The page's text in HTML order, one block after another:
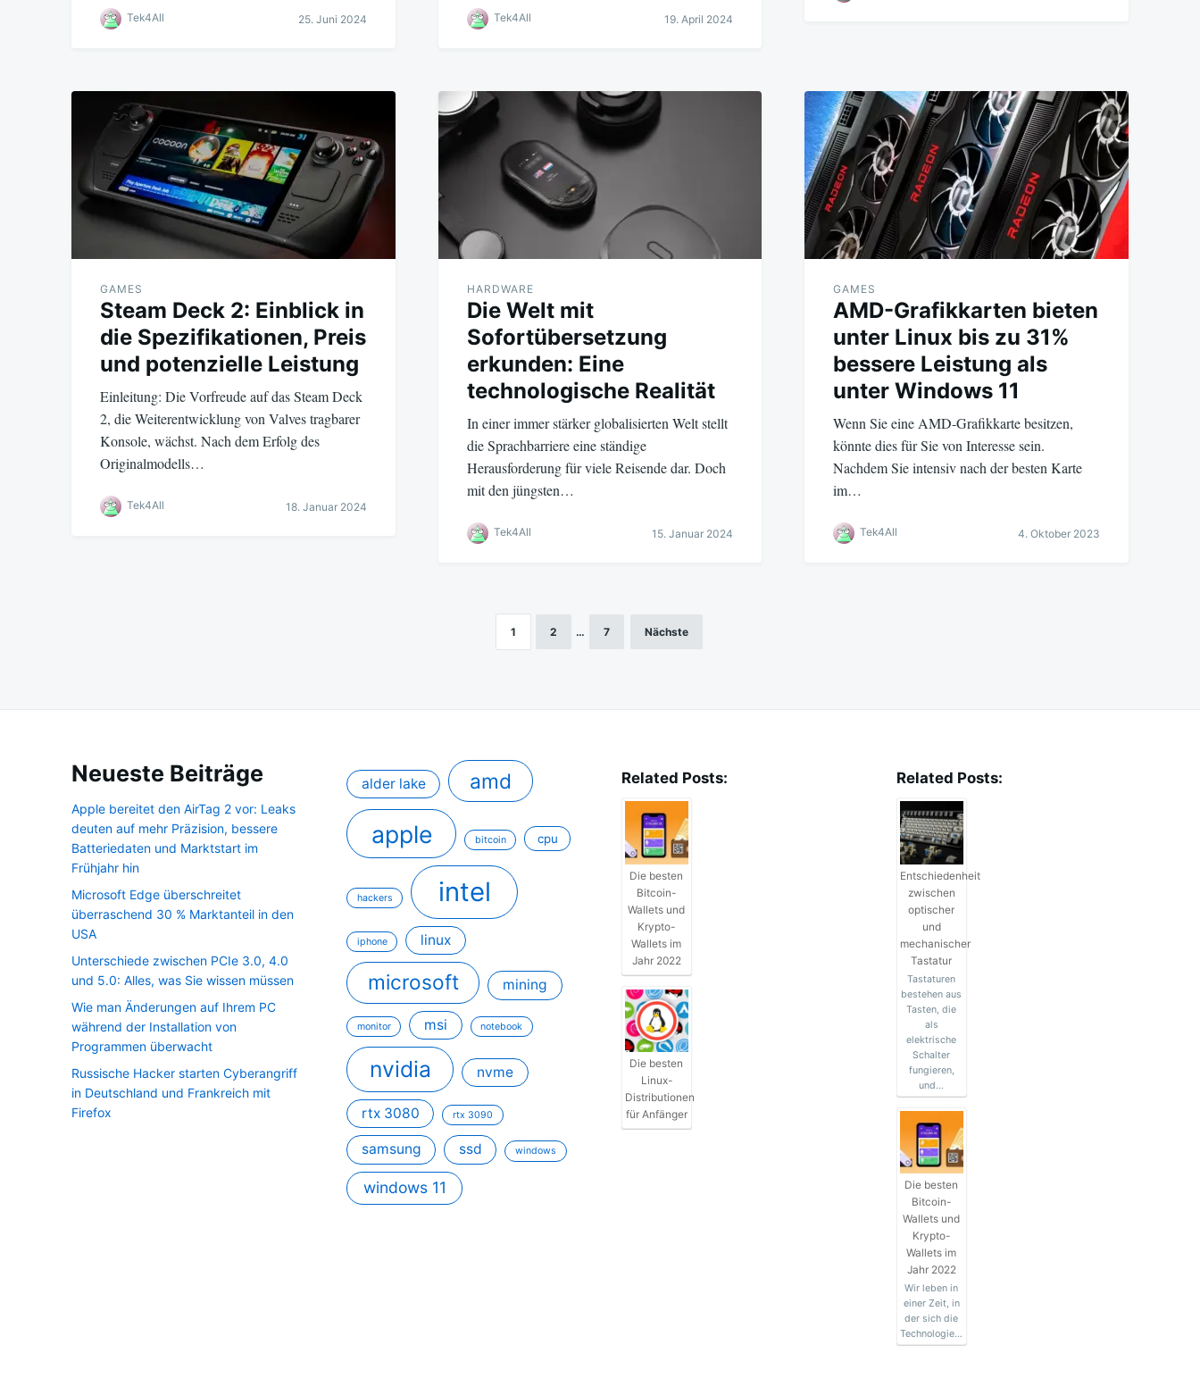
Tek4All 25. Juni 2024 Tek4All 19. April 2024
GAMES
Steam Deck 2: Einblick in
die Spezifikationen, Preis
und potenzielle Leistung
Einleitung: Die Vorfreude auf das Steam Deck
2, die Weiterentwicklung von Valves tragbarer
Konsole, wächst. Nach dem Erfolg des
Originalmodells…
Tek4All 18. Januar 2024
HARDWARE
Die Welt mit
Sofortübersetzung
erkunden: Eine
technologische Realität
In einer immer stärker globalisierten Welt stellt
die Sprachbarriere eine ständige
Herausforderung für viele Reisende dar. Doch
mit den jüngsten…
Tek4All 15. Januar 2024
GAMES
AMD-Grafikkarten bieten
unter Linux bis zu 31%
bessere Leistung als
unter Windows 11
Wenn Sie eine AMD-Grafikkarte besitzen,
könnte dies für Sie von Interesse sein.
Nachdem Sie intensiv nach der besten Karte
im…
Tek4All 4. Oktober 2023
1 2 … 7 Nächste
Neueste Beiträge
Apple bereitet den AirTag 2 vor: Leaks
deuten auf mehr Präzision, bessere
Batteriedaten und Marktstart im
Frühjahr hin
Microsoft Edge überschreitet
überraschend 30 % Marktanteil in den
USA
Unterschiede zwischen PCIe 3.0, 4.0
und 5.0: Alles, was Sie wissen müssen
Wie man Änderungen auf Ihrem PC
während der Installation von
Programmen überwacht
Russische Hacker starten Cyberangriff
in Deutschland und Frankreich mit
Firefox
alder lake amd
apple bitcoin cpu
hackers intel
iphone linux
microsoft mining
monitor msi notebook
nvidia nvme
rtx 3080 rtx 3090
samsung ssd windows
windows 11
Related Posts:
Die besten
Bitcoin-
Wallets und
Krypto-
Wallets im
Jahr 2022
Die besten
Linux-
Distributionen
für Anfänger
Related Posts:
Entschiedenheit
zwischen
optischer
und
mechanischer
Tastatur
Tastaturen
bestehen aus
Tasten, die
als
elektrische
Schalter
fungieren,
und…
Die besten
Bitcoin-
Wallets und
Krypto-
Wallets im
Jahr 2022
Wir leben in
einer Zeit, in
der sich die
Technologie…